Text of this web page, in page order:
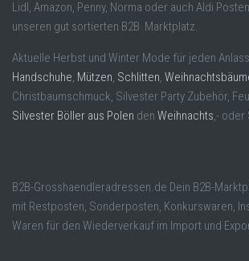
Lidl, Amazon, Penny, Norma oder auch Aldi
unseren gut sortierten B2B Marktplatz.
Aktuelle Herbst und Winter Mode für jeden
Handschuhe, Mützen, Schlitten,
Christbaumschmuck, Silvester Party Zubehör,
Silvester Böller aus Polen den Weihnachts,- oder
B2B-Grosshaendleradressen.de Dein B2B-
mit Restposten, Sonderposten, Konkurswaren,
Waren für den Wiederverkauf im Import und